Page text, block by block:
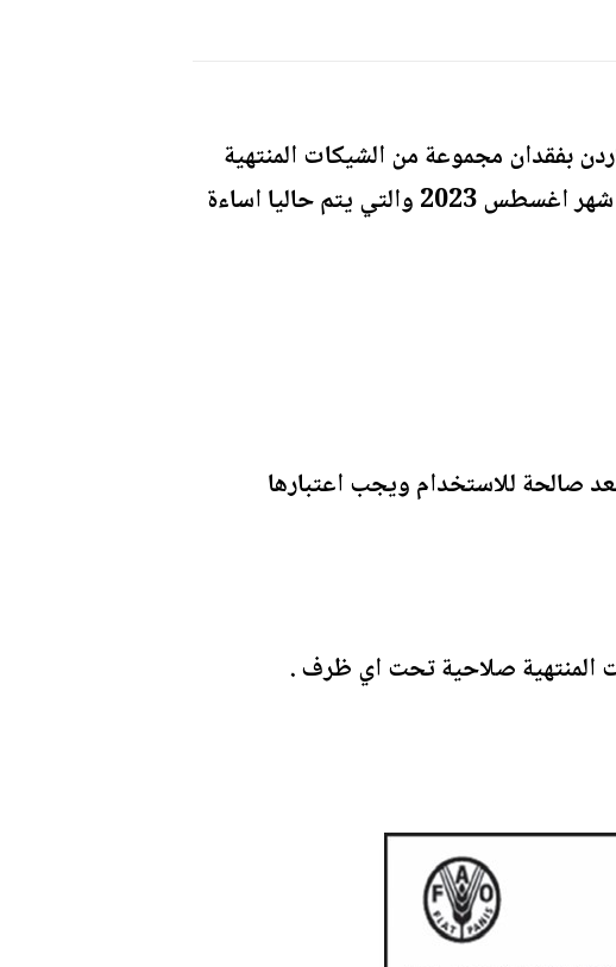
بفقدان مجموعة من الشيكات المنتهية
الصلاحية الخاصة بأحد حسابات المنظمة البنكية الذي لم يعد يعمل بالاردن منذ شهر اغسطس 2023 والتي يتم حاليا اساءة
صالحة للاستخدام ويجب اعتبارها
المنتهية صلاحية تحت اي ظرف .